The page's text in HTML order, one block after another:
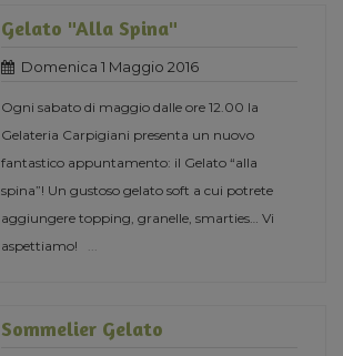
Gelato "Alla Spina"
Domenica 1 Maggio 2016
Ogni sabato di maggio dalle ore 12.00 la
Gelateria Carpigiani presenta un nuovo
fantastico appuntamento: il Gelato “alla
spina”! Un gustoso gelato soft a cui potrete
aggiungere topping, granelle, smarties… Vi
aspettiamo!
Sommelier Gelato